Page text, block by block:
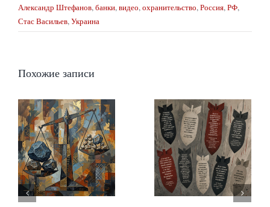
Александр Штефанов,банки,видео,охранительство,Россия,РФ,
Стас Васильев,Украина
Похожие записи